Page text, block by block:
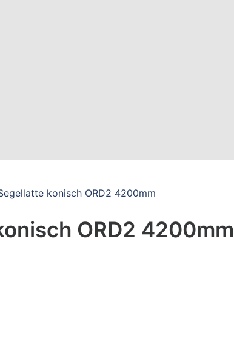
konisch ORD2 4200mm
ORD2 4200mm